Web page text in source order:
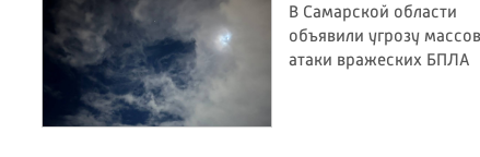
В Самарской области
объявили угрозу
атаки вражеских БПЛА